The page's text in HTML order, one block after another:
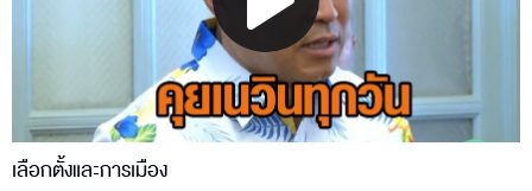
Play
Video
เลือกตั้งและการเมือง